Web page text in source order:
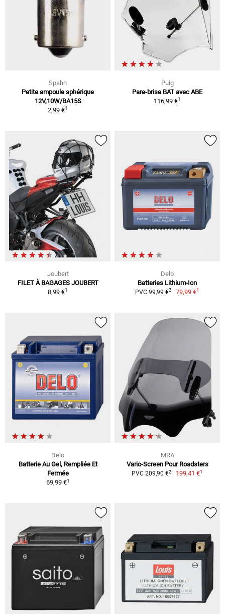
Spahn
Petite ampoule sphérique
12V,10W/BA15S
2,99 €1
Puig
Pare-brise BAT avec ABE
116,99 €1
Joubert
FILET À BAGAGES JOUBERT
8,99 €1
Delo
Batteries Lithium-Ion
PVC 99,99 €2 79,99 €1
Delo
Batterie Au Gel, Rempliée Et
Fermée
69,99 €1
MRA
Vario-Screen Pour Roadsters
PVC 209,90 €2 199,41 €1